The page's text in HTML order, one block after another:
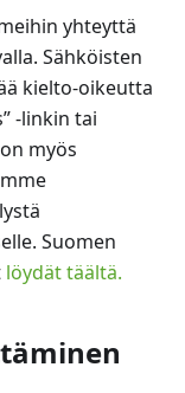
yhteyttä
Sähköisten
kielto-oikeutta
-linkin tai
myös
Suomen
löydät täältä.